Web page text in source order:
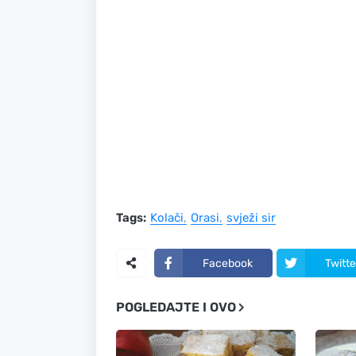
Tags: Kolači Orasi svježi sir
Facebook
POGLEDAJTE I OVO